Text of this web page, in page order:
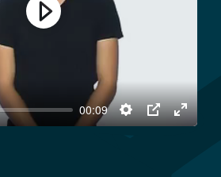
00:09
Settings
PIP
Enter
Play